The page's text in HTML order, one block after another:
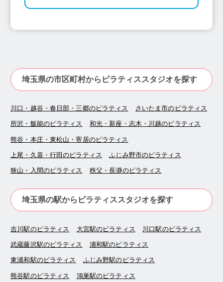
埼玉県の市区町村からピラティススタジオを探す
川口・越谷・春日部・三郷のピラティス さいたま市のピラティス
所沢・飯能のピラティス 和光・新座・志木・川越のピラティス
熊谷・本庄・東松山・寄居のピラティス
上尾・久喜・行田のピラティス ふじみ野市のピラティス
狭山・入間のピラティス 秩父・長瀞のピラティス
埼玉県の駅からピラティススタジオを探す
吉川駅のピラティス 大宮駅のピラティス 川口駅のピラティス
武蔵藤沢駅のピラティス 浦和駅のピラティス
東浦和駅のピラティス ふじみ野駅のピラティス
熊谷駅のピラティス 鴻巣駅のピラティス